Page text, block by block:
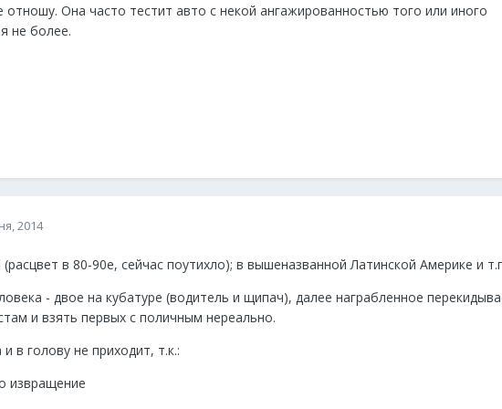
отношу. Она часто тестит авто с некой ангажированностью того или иного
не более.
2014
в 80-90е, сейчас поутихло); в вышеназванной Латинской Америке и
- двое на кубатуре (водитель и щипач), далее награбленное
и взять первых с поличным нереально.
в голову не приходит, т.к.:
извращение